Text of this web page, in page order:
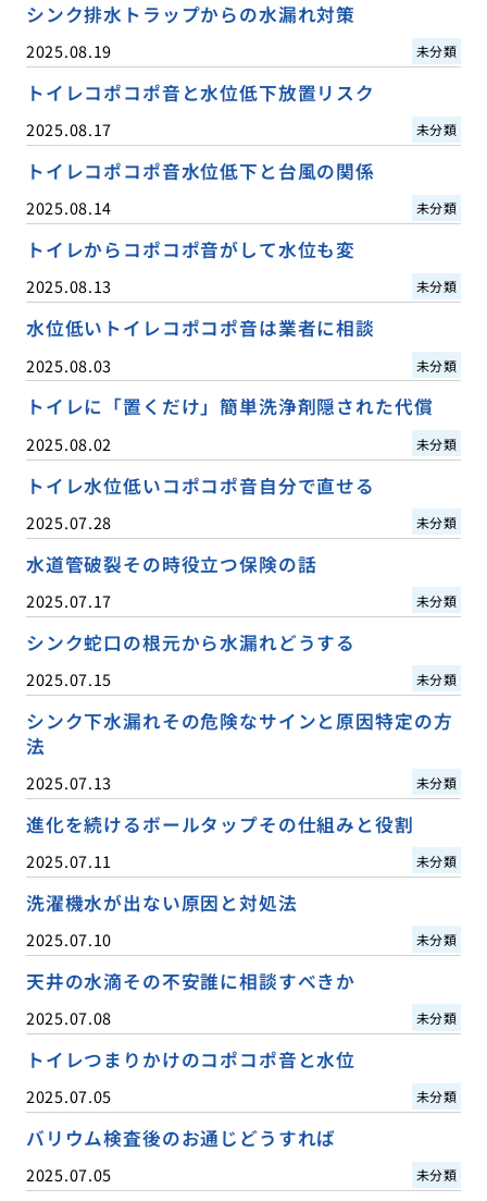
シンク排水トラップからの水漏れ対策
2025.08.19 未分類
トイレコポコポ音と水位低下放置リスク
2025.08.17 未分類
トイレコポコポ音水位低下と台風の関係
2025.08.14 未分類
トイレからコポコポ音がして水位も変
2025.08.13 未分類
水位低いトイレコポコポ音は業者に相談
2025.08.03 未分類
トイレに「置くだけ」簡単洗浄剤隠された代償
2025.08.02 未分類
トイレ水位低いコポコポ音自分で直せる
2025.07.28 未分類
水道管破裂その時役立つ保険の話
2025.07.17 未分類
シンク蛇口の根元から水漏れどうする
2025.07.15 未分類
シンク下水漏れその危険なサインと原因特定の方
法
2025.07.13 未分類
進化を続けるボールタップその仕組みと役割
2025.07.11 未分類
洗濯機水が出ない原因と対処法
2025.07.10 未分類
天井の水滴その不安誰に相談すべきか
2025.07.08 未分類
トイレつまりかけのコポコポ音と水位
2025.07.05 未分類
バリウム検査後のお通じどうすれば
2025.07.05 未分類